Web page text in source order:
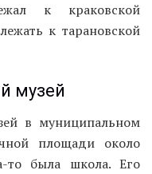
к краковской
к тарановской
музей
в муниципальном
площади около
то была школа. Его